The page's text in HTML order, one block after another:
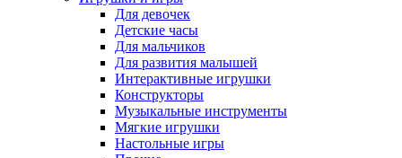
Для девочек
Детские часы
Для мальчиков
Для развития малышей
Интерактивные игрушки
Конструкторы
Музыкальные инструменты
Мягкие игрушки
Настольные игры